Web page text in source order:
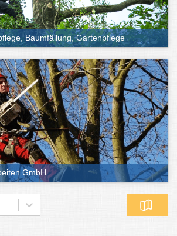
Baumfällung, Gartenpflege
GmbH